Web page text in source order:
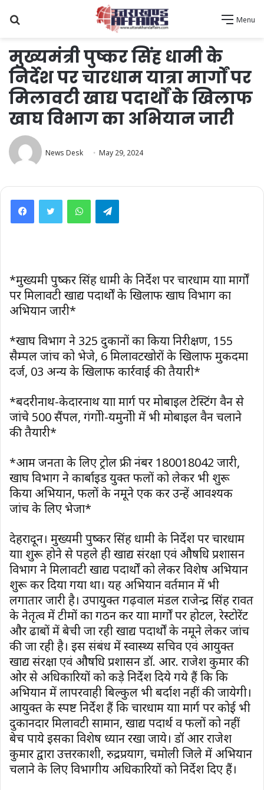
Menu
मुख्यमंत्री पुष्कर सिंह धामी के
निर्देश पर चारधाम यात्रा मार्गों पर
मिलावटी खाद्य पदार्थों के खिलाफ
खाघ विभाग का अभियान जारी
News Desk May 29, 2024
WhatsAppTelegram
*मुख्यमंत्री पुष्कर सिंह धामी के निर्देश पर चारधाम यात्रा मार्गों
पर मिलावटी खाद्य पदार्थों के खिलाफ खाघ विभाग का
अभियान जारी*
*खाघ विभाग ने 325 दुकानों का किया निरीक्षण, 155
सैम्पल जांच को भेजे, 6 मिलावटखोरों के खिलाफ मुकदमा
दर्ज, 03 अन्य के खिलाफ कार्रवाई की तैयारी*
*बदरीनाथ-केदारनाथ यात्रा मार्ग पर मोबाइल टेस्टिंग वैन से
जांचे 500 सैंपल, गंगोत्री-यमुनोत्री में भी मोबाइल वैन चलाने
की तैयारी*
*आम जनता के लिए ट्रोल फ्री नंबर 180018042 जारी,
खाघ विभाग ने कार्बाइड युक्त फलों को लेकर भी शुरू
किया अभियान, फलों के नमूने एकत्र कर उन्हें आवश्यक
जांच के लिए भेजा*
देहरादून। मुख्यमंत्री पुष्कर सिंह धामी के निर्देश पर चारधाम
यात्रा शुरू होने से पहले ही खाद्य संरक्षा एवं औषधि प्रशासन
विभाग ने मिलावटी खाद्य पदार्थों को लेकर विशेष अभियान
शुरू कर दिया गया था। यह अभियान वर्तमान में भी
लगातार जारी है। उपायुक्त गढ़वाल मंडल राजेन्द्र सिंह रावत
के नेतृत्व में टीमों का गठन कर यात्रा मार्गों पर होटल, रेस्टोरेंट
और ढाबों में बेची जा रही खाद्य पदार्थों के नमूने लेकर जांच
की जा रही है। इस संबंध में स्वास्थ्य सचिव एवं आयुक्त
खाद्य संरक्षा एवं औषधि प्रशासन डॉ. आर. राजेश कुमार की
ओर से अधिकारियों को कड़े निर्देश दिये गये हैं कि कि
अभियान में लापरवाही बिल्कुल भी बर्दाश नहीं की जायेगी।
आयुक्त के स्पष्ट निर्देश हैं कि चारधाम यात्रा मार्ग पर कोई भी
दुकानदार मिलावटी सामान, खाद्य पदार्थ व फलों को नहीं
बेच पाये इसका विशेष ध्यान रखा जाये। डॉ आर राजेश
कुमार द्वारा उत्तरकाशी, रुद्रप्रयाग, चमोली जिले में अभियान
चलाने के लिए विभागीय अधिकारियों को निर्देश दिए हैं।